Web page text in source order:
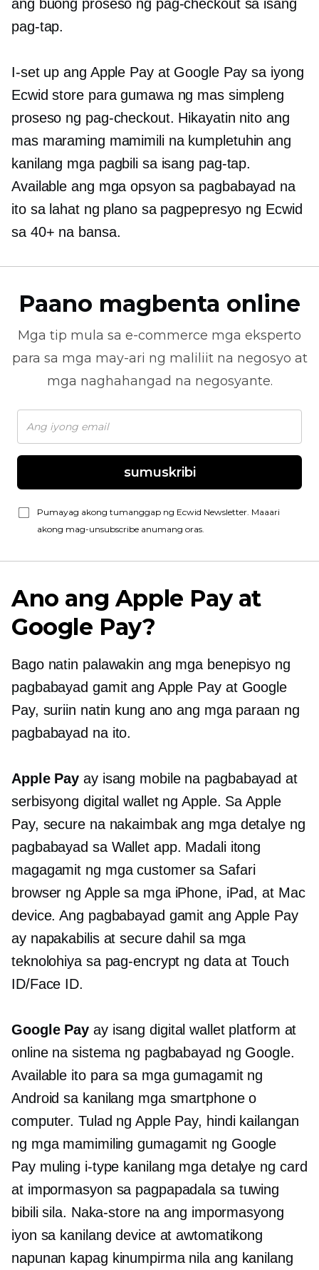
ang buong proseso ng pag-checkout sa isang
pag-tap.
I-set up ang Apple Pay at Google Pay sa iyong
Ecwid store para gumawa ng mas simpleng
proseso ng pag-checkout. Hikayatin nito ang
mas maraming mamimili na kumpletuhin ang
kanilang mga pagbili sa isang pag-tap.
Available ang mga opsyon sa pagbabayad na
ito sa lahat ng plano sa pagpepresyo ng Ecwid
sa 40+ na bansa.
Paano magbenta online
Mga tip mula sa e-commerce mga eksperto
para sa mga may-ari ng maliliit na negosyo at
mga naghahangad na negosyante.
sumuskribi
Pumayag akong tumanggap ng Ecwid Newsletter. Maaari
akong mag-unsubscribe anumang oras.
Ano ang Apple Pay at
Google Pay?
Bago natin palawakin ang mga benepisyo ng
pagbabayad gamit ang Apple Pay at Google
Pay, suriin natin kung ano ang mga paraan ng
pagbabayad na ito.
Apple Pay ay isang mobile na pagbabayad at
serbisyong digital wallet ng Apple. Sa Apple
Pay, secure na nakaimbak ang mga detalye ng
pagbabayad sa Wallet app. Madali itong
magagamit ng mga customer sa Safari
browser ng Apple sa mga iPhone, iPad, at Mac
device. Ang pagbabayad gamit ang Apple Pay
ay napakabilis at secure dahil sa mga
teknolohiya sa pag-encrypt ng data at Touch
ID/Face ID.
Google Pay ay isang digital wallet platform at
online na sistema ng pagbabayad ng Google.
Available ito para sa mga gumagamit ng
Android sa kanilang mga smartphone o
computer. Tulad ng Apple Pay, hindi kailangan
ng mga mamimiling gumagamit ng Google
Pay muling i-type kanilang mga detalye ng card
at impormasyon sa pagpapadala sa tuwing
bibili sila. Naka-store na ang impormasyong
iyon sa kanilang device at awtomatikong
napunan kapag kinumpirma nila ang kanilang